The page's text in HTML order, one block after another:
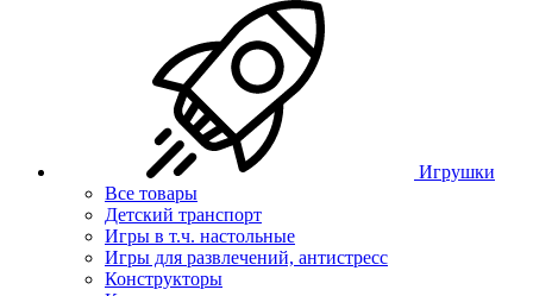
Игрушки
Все товары
Детский транспорт
Игры в т.ч. настольные
Игры для развлечений, антистресс
Конструкторы